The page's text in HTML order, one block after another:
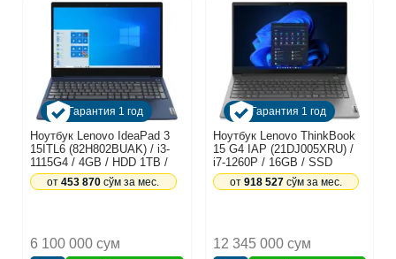
Гарантия 1 год
Ноутбук Lenovo IdeaPad 3
15ITL6 (82H802BUAK) / i3-
1115G4 / 4GB / HDD 1TB /
15.6", синий
6 100 000 сум
от453 870 сўм за мес.
Гарантия 1 год
Ноутбук Lenovo ThinkBook
15 G4 IAP (21DJ005XRU) /
i7-1260P / 16GB / SSD
512GB / 15.6", серый
12 345 000 сум
от 918 527сўм за мес.